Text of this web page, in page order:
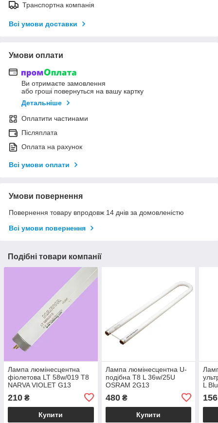
Транспортна компанія
Всі умови доставки
Умови оплати
Ви отримаєте замовлення
або гроші повернуться на вашу картку
Детальніше
Оплатити частинами
Післяплата
Оплата на рахунок
Всі умови оплати
Умови повернення
Повернення товару впродовж 14 днів за домовленістю
Всі умови повернення
Подібні товари компанії
Лампа люмінесцентна
фіолетова LT 58w/019 T8
NARVA VIOLET G13
210 ₴
Купити
Лампа люмінесцентна U-
подібна T8 L 36w/25U
OSRAM 2G13
480₴
Купити
L
156